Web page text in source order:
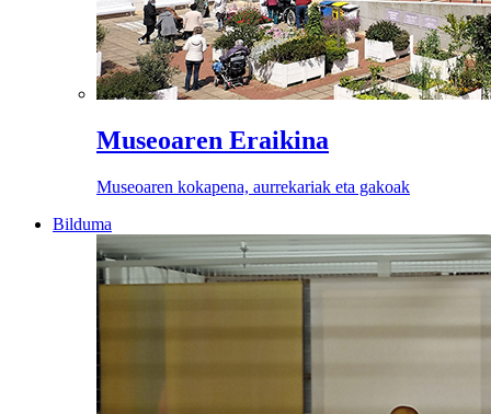
Museoaren Eraikina
Museoaren kokapena, aurrekariak eta gakoak
Bilduma